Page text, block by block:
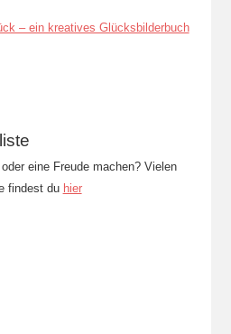
– ein kreatives Glücksbilderbuch
eine Freude machen? Vielen
findest du hier